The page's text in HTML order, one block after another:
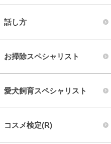
話し方
お掃除スペシャリスト
愛犬飼育スペシャリスト
コスメ検定(R)